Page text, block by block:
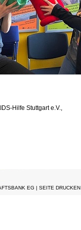
-Hilfe Stuttgart e.V.,
EG | SEITE DRUCKEN